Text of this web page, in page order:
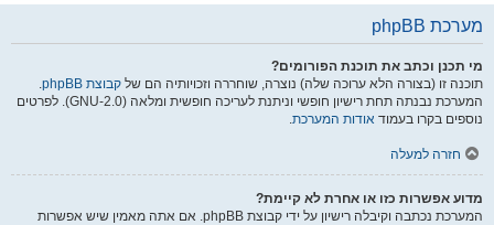
מערכת phpBB
מי תכנן וכתב את תוכנת הפורומים?
תוכנה זו (בצורה הלא ערוכה שלה) נוצרה, שוחררה וזכויותיה הם של קבוצת phpBB
.
המערכת נבנתה תחת רישיון חופשי וניתנת לעריכה חופשית ומלאה (GNU-2.0). לפרטים
נוספים בקרו בעמוד אודות המערכת.
חזרה למעלה
מדוע אפשרות כזו או אחרת לא קיימת?
המערכת נכתבה וקיבלה רישיון על ידי קבוצת phpBB. אם אתה מאמין שיש אפשרות